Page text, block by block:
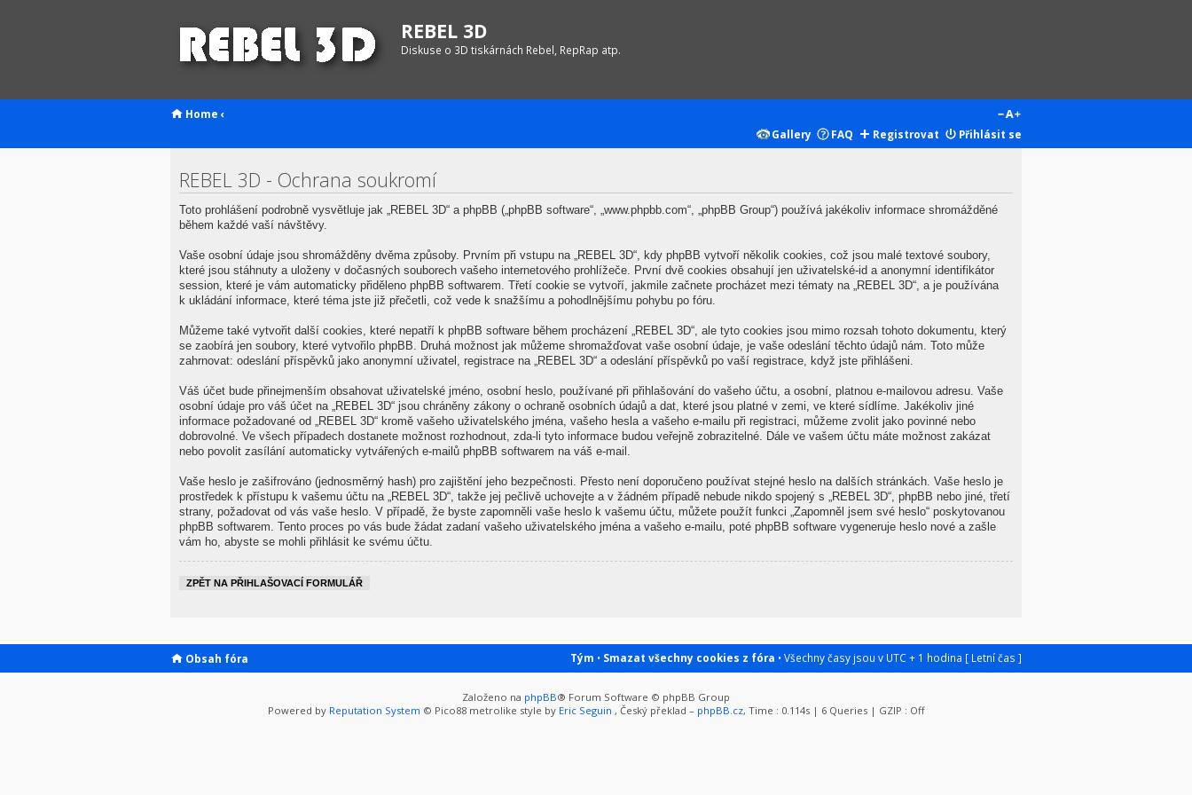
REBEL 3D
Diskuse o 3D tiskárnách Rebel, RepRap atp.
Home ‹
Gallery
FAQ Registrovat Přihlásit se
REBEL 3D - Ochrana soukromí
Toto prohlášení podrobně vysvětluje jak „REBEL 3D“ a phpBB („phpBB software“, „www.phpbb.com“, „phpBB Group“) používá jakékoliv informace shromážděné
během každé vaší návštěvy.
Vaše osobní údaje jsou shromážděny dvěma způsoby. Prvním při vstupu na „REBEL 3D“, kdy phpBB vytvoří několik cookies, což jsou malé textové soubory,
které jsou stáhnuty a uloženy v dočasných souborech vašeho internetového prohlížeče. První dvě cookies obsahují jen uživatelské-id a anonymní identifikátor
session, které je vám automaticky přiděleno phpBB softwarem. Třetí cookie se vytvoří, jakmile začnete procházet mezi tématy na „REBEL 3D“, a je používána
k ukládání informace, které téma jste již přečetli, což vede k snažšímu a pohodlnějšímu pohybu po fóru.
Můžeme také vytvořit další cookies, které nepatří k phpBB software během procházení „REBEL 3D“, ale tyto cookies jsou mimo rozsah tohoto dokumentu, který
se zaobírá jen soubory, které vytvořilo phpBB. Druhá možnost jak můžeme shromažďovat vaše osobní údaje, je vaše odeslání těchto údajů nám. Toto může
zahrnovat: odeslání příspěvků jako anonymní uživatel, registrace na „REBEL 3D“ a odeslání příspěvků po vaší registrace, když jste přihlášeni.
Váš účet bude přinejmenším obsahovat uživatelské jméno, osobní heslo, používané při přihlašování do vašeho účtu, a osobní, platnou e-mailovou adresu. Vaše
osobní údaje pro váš účet na „REBEL 3D“ jsou chráněny zákony o ochraně osobních údajů a dat, které jsou platné v zemi, ve které sídlíme. Jakékoliv jiné
informace požadované od „REBEL 3D“ kromě vašeho uživatelského jména, vašeho hesla a vašeho e-mailu při registraci, můžeme zvolit jako povinné nebo
dobrovolné. Ve všech případech dostanete možnost rozhodnout, zda-li tyto informace budou veřejně zobrazitelné. Dále ve vašem účtu máte možnost zakázat
nebo povolit zasílání automaticky vytvářených e-mailů phpBB softwarem na váš e-mail.
Vaše heslo je zašifrováno (jednosměrný hash) pro zajištění jeho bezpečnosti. Přesto není doporučeno používat stejné heslo na dalších stránkách. Vaše heslo je
prostředek k přístupu k vašemu účtu na „REBEL 3D“, takže jej pečlivě uchovejte a v žádném případě nebude nikdo spojený s „REBEL 3D“, phpBB nebo jiné, třetí
strany, požadovat od vás vaše heslo. V případě, že byste zapomněli vaše heslo k vašemu účtu, můžete použít funkci „Zapomněl jsem své heslo“ poskytovanou
phpBB softwarem. Tento proces po vás bude žádat zadaní vašeho uživatelského jména a vašeho e-mailu, poté phpBB software vygeneruje heslo nové a zašle
vám ho, abyste se mohli přihlásit ke svému účtu.
ZPĚT NA PŘIHLAŠOVACÍ FORMULÁŘ
Obsah fóra Tým • Smazat všechny cookies z fóra • Všechny časy jsou v UTC + 1 hodina [ Letní čas ]
Založeno na phpBB® Forum Software © phpBB Group
Powered by Reputation System © Pico88 metrolike style by Eric Seguin , Český překlad – phpBB.cz, Time : 0.114s | 6 Queries | GZIP : Off